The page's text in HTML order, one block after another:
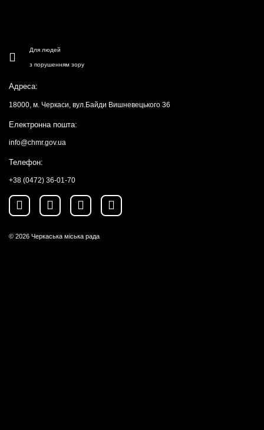
Для людей
з порушенням зору
Адреса:
18000, м. Черкаси, вул.Байди Вишневецького 36
Електронна пошта:
info@chmr.gov.ua
Телефон:
+38 (0472) 36-01-70
© 2026 Черкаська міська рада